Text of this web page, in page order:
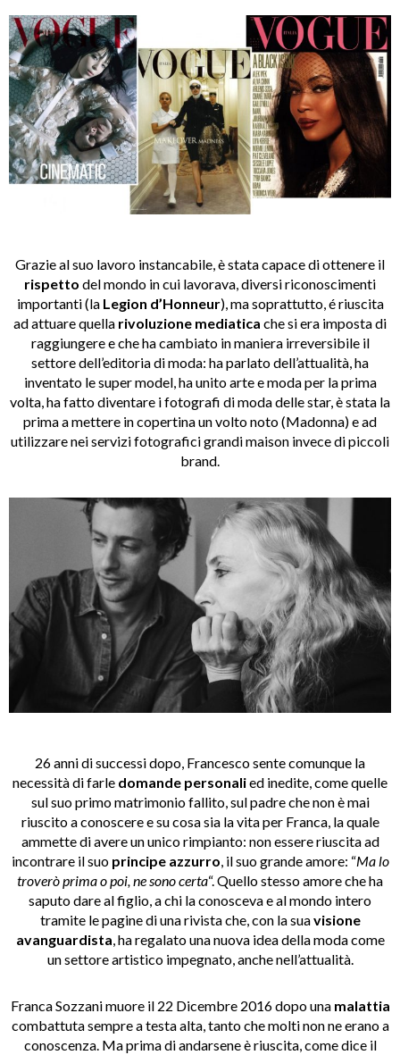
Grazie al suo lavoro instancabile, è stata capace di ottenere il
rispetto del mondo in cui lavorava, diversi riconoscimenti
importanti (la Legion d’Honneur), ma soprattutto, é riuscita
ad attuare quella rivoluzione mediatica che si era imposta di
raggiungere e che ha cambiato in maniera irreversibile il
settore dell’editoria di moda: ha parlato dell’attualità, ha
inventato le super model, ha unito arte e moda per la prima
volta, ha fatto diventare i fotografi di moda delle star, è stata la
prima a mettere in copertina un volto noto (Madonna) e ad
utilizzare nei servizi fotografici grandi maison invece di piccoli
brand.
26 anni di successi dopo, Francesco sente comunque la
necessità di farle domande personalied inedite, come quelle
sul suo primo matrimonio fallito, sul padre che non è mai
riuscito a conoscere e su cosa sia la vita per Franca, la quale
ammette di avere un unico rimpianto: non essere riuscita ad
incontrare il suoprincipe azzurro, il suo grande amore: “Ma lo
troverò prima o poi, ne sono certa“. Quello stesso amore che ha
saputo dare al figlio, a chi la conosceva e al mondo intero
tramite le pagine di una rivista che, con la suavisione
avanguardista, ha regalato una nuova idea della moda come
un settore artistico impegnato, anche nell’attualità.
Franca Sozzani muore il 22 Dicembre 2016 dopo una malattia
combattuta sempre a testa alta, tanto che molti non ne erano a
conoscenza. Ma prima di andarsene è riuscita, come dice il